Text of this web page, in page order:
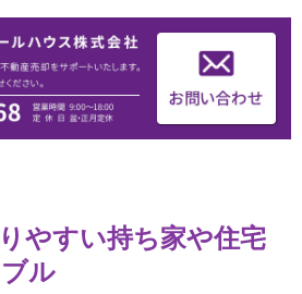
やすい持ち家や住宅
ル